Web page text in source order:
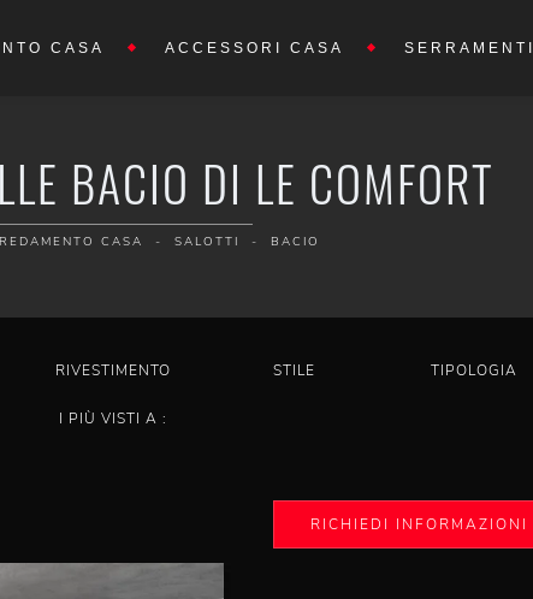
CASA ACCESSORI CASA SERRAMENTI
BACIO DI LE COMFORT
CASA - SALOTTI - BACIO
RIVESTIMENTO STILE TIPOLOGIA
I PIÙ VISTI A :
RICHIEDI INFORMAZIONI